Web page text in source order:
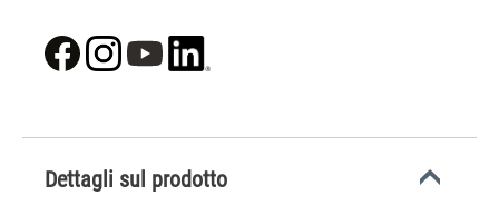
Dettagli sul prodotto